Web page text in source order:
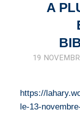
AGENDA
VEILLE
OFFRES
A
19
https://
le-13-